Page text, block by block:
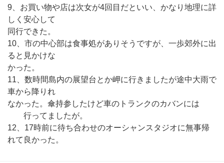
9、お買い物や店は次女が4回目だといい、かなり地理に詳
しく安心して
同行できた。
10、市の中心部は食事処がありそうですが、一歩郊外に出
ると見かけな
かった。
11、数時間島内の展望台とか岬に行きましたが途中大雨で
車から降りれ
なかった。傘持参したけど車のトランクのカバンには
行ってましたが。
12、17時前に待ち合わせのオーシャンスタジオに無事帰
れて良かった。